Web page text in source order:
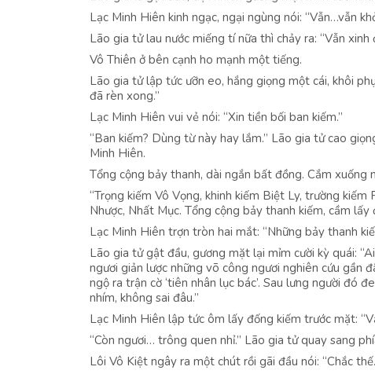
Lạc Minh Hiên kinh ngạc, ngại ngùng nói: “Vẫn…vẫn
Lão gia tử lau nước miếng tí nữa thì chảy ra: “Vẫn xinh
Vô Thiên ở bên cạnh ho mạnh một tiếng.
Lão gia tử lập tức ưỡn eo, hắng giọng một cái, khôi
đã rèn xong.”
Lạc Minh Hiên vui vẻ nói: “Xin tiền bối ban kiếm.”
“Ban kiếm? Dùng từ này hay lắm.” Lão gia tử cao
Minh Hiên.
Tổng cộng bảy thanh, dài ngắn bất đồng. Cắm xuống
“Trọng kiếm Vô Vọng, khinh kiếm Biệt Ly, trường
Nhược, Nhất Mục. Tổng cộng bảy thanh kiếm, cầm
Lạc Minh Hiên trợn tròn hai mắt: “Những bảy thanh
Lão gia tử gật đầu, gương mặt lại mỉm cười kỳ quái:
ngươi giản lược những võ công ngươi nghiên cứu gần
ngộ ra trận cờ ‘tiên nhân lục bác’. Sau lưng người đó
nhím, không sai đâu.”
Lạc Minh Hiên lập tức ôm lấy đống kiếm trước mặt:
“Còn ngươi… trông quen nhỉ.” Lão gia tử quay sang
Lôi Vô Kiệt ngây ra một chút rồi gãi đầu nói: “Chắc